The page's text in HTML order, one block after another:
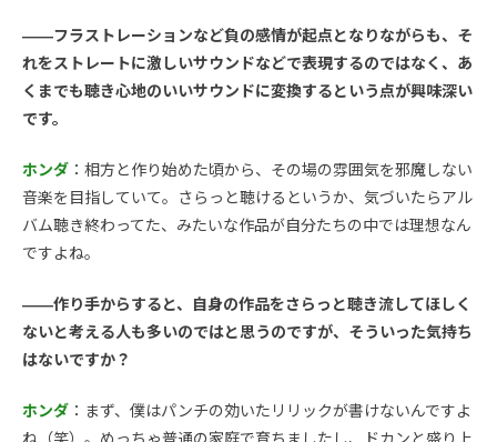
――フラストレーションなど負の感情が起点となりながらも、そ
れをストレートに激しいサウンドなどで表現するのではなく、あ
くまでも聴き心地のいいサウンドに変換するという点が興味深い
です。
ホンダ ：相方と作り始めた頃から、その場の雰囲気を邪魔しない
音楽を目指していて。さらっと聴けるというか、気づいたらアル
バム聴き終わってた、みたいな作品が自分たちの中では理想なん
ですよね。
――作り手からすると、自身の作品をさらっと聴き流してほしく
ないと考える人も多いのではと思うのですが、そういった気持ち
はないですか？
ホンダ ：まず、僕はパンチの効いたリリックが書けないんですよ